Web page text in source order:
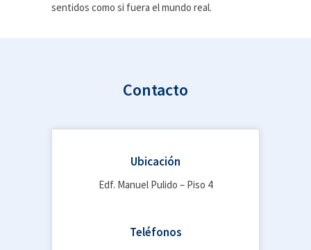
sentidos como si fuera el mundo real.
Contacto
Ubicación
Edf. Manuel Pulido – Piso 4
Teléfonos